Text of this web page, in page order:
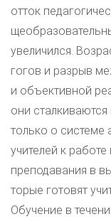
отток
увеличился.
гогов и разрыв
и объективной
они
только о системе
учителей к
преподавания в
торые готовят
Обучение в